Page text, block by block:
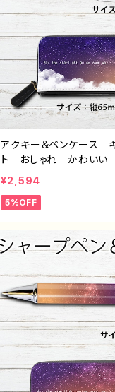
アクキー＆ペンケース
ト おしゃれ かわいい
ス エモい おすすめ
気 イラストレーター
オリジナル デザイン グ
ぬ F-5
¥2,594
5%OFF